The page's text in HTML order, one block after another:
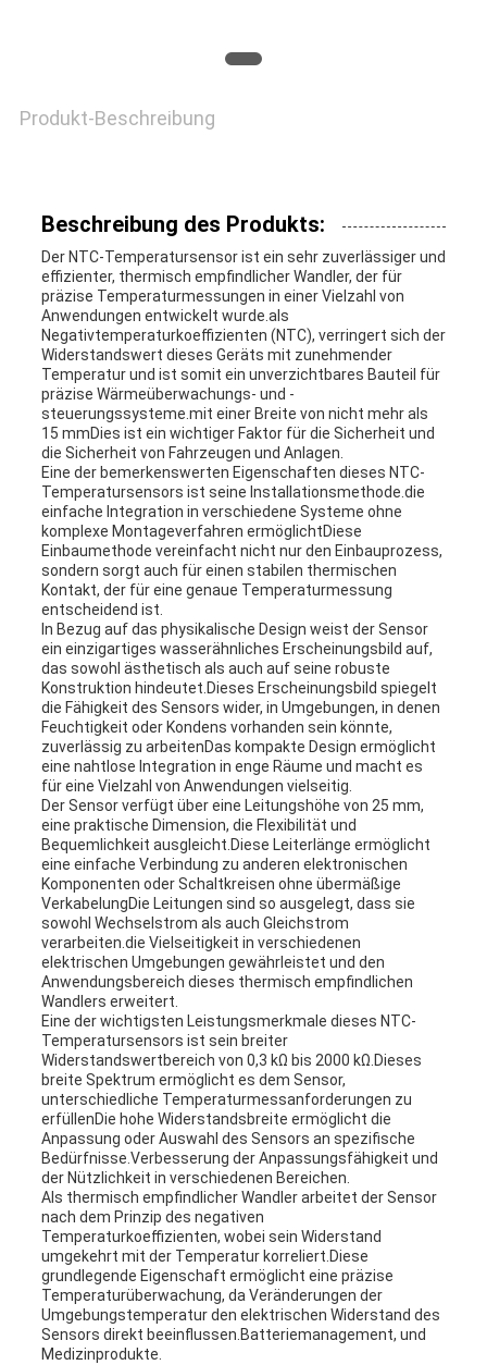
SHOW
SITEMAP
PRIVACY
POLICY
Produkt-Beschreibung
Beschreibung des Produkts:
Der NTC-Temperatursensor ist ein sehr zuverlässiger und
effizienter, thermisch empfindlicher Wandler, der für
präzise Temperaturmessungen in einer Vielzahl von
Anwendungen entwickelt wurde.als
Negativtemperaturkoeffizienten (NTC), verringert sich der
Widerstandswert dieses Geräts mit zunehmender
Temperatur und ist somit ein unverzichtbares Bauteil für
präzise Wärmeüberwachungs- und -
steuerungssysteme.mit einer Breite von nicht mehr als
15 mmDies ist ein wichtiger Faktor für die Sicherheit und
die Sicherheit von Fahrzeugen und Anlagen.
Eine der bemerkenswerten Eigenschaften dieses NTC-
Temperatursensors ist seine Installationsmethode.die
einfache Integration in verschiedene Systeme ohne
komplexe Montageverfahren ermöglichtDiese
Einbaumethode vereinfacht nicht nur den Einbauprozess,
sondern sorgt auch für einen stabilen thermischen
Kontakt, der für eine genaue Temperaturmessung
entscheidend ist.
In Bezug auf das physikalische Design weist der Sensor
ein einzigartiges wasserähnliches Erscheinungsbild auf,
das sowohl ästhetisch als auch auf seine robuste
Konstruktion hindeutet.Dieses Erscheinungsbild spiegelt
die Fähigkeit des Sensors wider, in Umgebungen, in denen
Feuchtigkeit oder Kondens vorhanden sein könnte,
zuverlässig zu arbeitenDas kompakte Design ermöglicht
eine nahtlose Integration in enge Räume und macht es
für eine Vielzahl von Anwendungen vielseitig.
Der Sensor verfügt über eine Leitungshöhe von 25 mm,
eine praktische Dimension, die Flexibilität und
Bequemlichkeit ausgleicht.Diese Leiterlänge ermöglicht
eine einfache Verbindung zu anderen elektronischen
Komponenten oder Schaltkreisen ohne übermäßige
VerkabelungDie Leitungen sind so ausgelegt, dass sie
sowohl Wechselstrom als auch Gleichstrom
verarbeiten.die Vielseitigkeit in verschiedenen
elektrischen Umgebungen gewährleistet und den
Anwendungsbereich dieses thermisch empfindlichen
Wandlers erweitert.
Eine der wichtigsten Leistungsmerkmale dieses NTC-
Temperatursensors ist sein breiter
Widerstandswertbereich von 0,3 kΩ bis 2000 kΩ.Dieses
breite Spektrum ermöglicht es dem Sensor,
unterschiedliche Temperaturmessanforderungen zu
erfüllenDie hohe Widerstandsbreite ermöglicht die
Anpassung oder Auswahl des Sensors an spezifische
Bedürfnisse.Verbesserung der Anpassungsfähigkeit und
der Nützlichkeit in verschiedenen Bereichen.
Als thermisch empfindlicher Wandler arbeitet der Sensor
nach dem Prinzip des negativen
Temperaturkoeffizienten, wobei sein Widerstand
umgekehrt mit der Temperatur korreliert.Diese
grundlegende Eigenschaft ermöglicht eine präzise
Temperaturüberwachung, da Veränderungen der
Umgebungstemperatur den elektrischen Widerstand des
Sensors direkt beeinflussen.Batteriemanagement, und
Medizinprodukte.